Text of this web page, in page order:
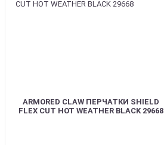
ARMORED CLAW ПЕРЧАТКИ SHIELD
FLEX CUT HOT WEATHER BLACK 29668